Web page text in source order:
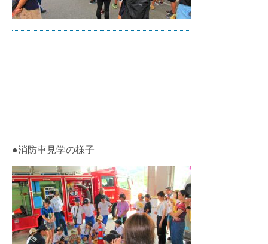
●消防車見学の様子